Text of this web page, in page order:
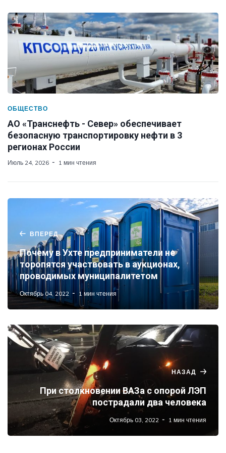
ОБЩЕСТВО
АО «Транснефть - Север» обеспечивает
безопасную транспортировку нефти в 3
регионах России
Июль 24, 2026 1 мин чтения
ВПЕРЕД
Почему в Ухте предприниматели не
торопятся участвовать в аукционах,
проводимых муниципалитетом
Октябрь 04, 2022 1 мин чтения
НАЗАД
При столкновении ВАЗа с опорой ЛЭП
пострадали два человека
Октябрь 03, 2022 1 мин чтения